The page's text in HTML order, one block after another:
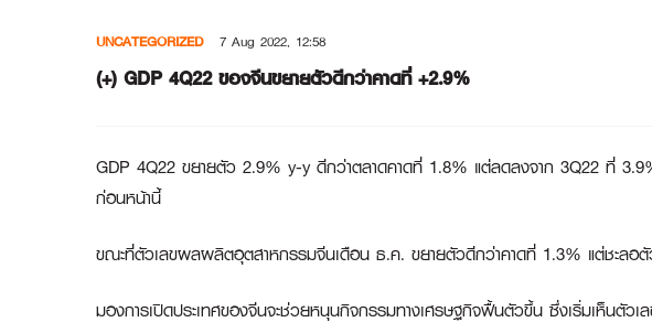
UNCATEGORIZED 7 Aug 2022, 12:58
(+) GDP 4Q22 ของจีนขยายตัวดีกว่าคาดที่ +2.9%
GDP 4Q22 ขยายตัว 2.9% y-y ดีกว่าตลาดคาดที่ 1.8% แต่ลดลงจาก 3Q22 ที่
ก่อนหน้านี้
ขณะที่ตัวเลขผลผลิตอุตสาหกรรมจีนเดือน ธ.ค. ขยายตัวดีกว่าคาดที่ 1.3% แต่ชะลอ
มองการเปิดประเทศของจีนจะช่วยหนุนกิจกรรมทางเศรษฐกิจฟื้นตัวขึ้น ซึ่งเริ่มเห็นตัว